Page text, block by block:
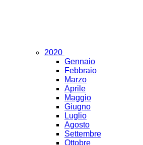
2020
Gennaio
Febbraio
Marzo
Aprile
Maggio
Giugno
Luglio
Agosto
Settembre
Ottobre